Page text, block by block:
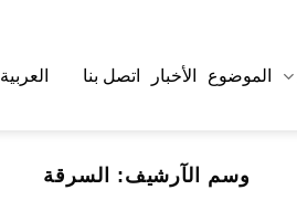
الموضوع الأخبار اتصل بنا العربية
وسم الآرشيف: السرقة